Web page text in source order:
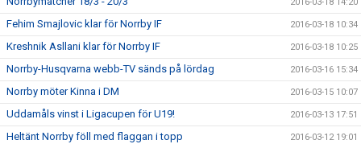
Fehim Smajlovic klar för Norrby IF 2016-03-18 10:34
Kreshnik Asllani klar för Norrby IF 2016-03-18 10:25
Norrby-Husqvarna webb-TV sänds på lördag 2016-03-16 15:34
Norrby möter Kinna i DM 2016-03-15 10:07
Uddamåls vinst i Ligacupen för U19! 2016-03-13 17:51
Heltänt Norrby föll med flaggan i topp 2016-03-12 19:01